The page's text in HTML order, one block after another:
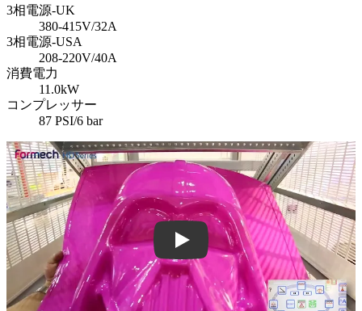
3相電源-UK
380-415V/32A
3相電源-USA
208-220V/40A
消費電力
11.0kW
コンプレッサー
87 PSI/6 bar
Play: Keynote (Google I/O '18)